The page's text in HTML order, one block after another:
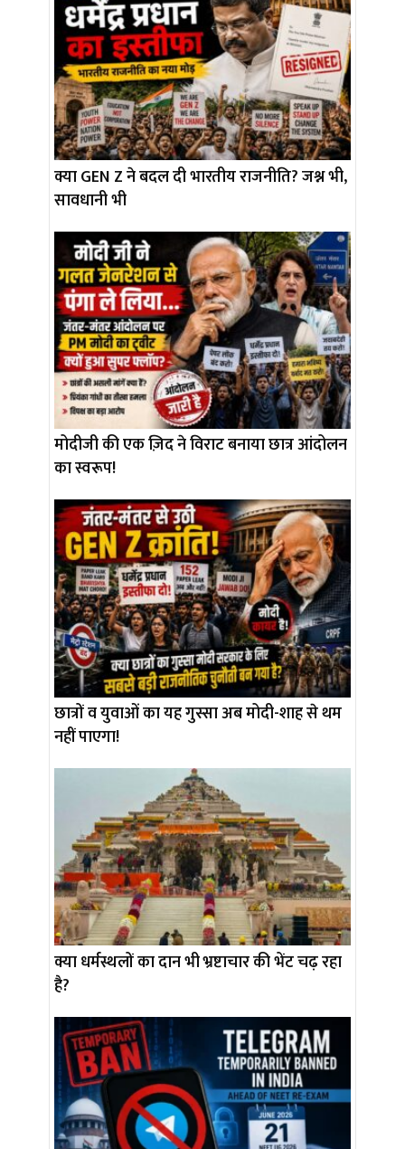
क्या GEN Z ने बदल दी भारतीय राजनीति? जश्न भी,
सावधानी भी
मोदीजी की एक ज़िद ने विराट बनाया छात्र आंदोलन
का स्वरूप!
छात्रों व युवाओं का यह गुस्सा अब मोदी-शाह से थम
नहीं पाएगा!
क्या धर्मस्थलों का दान भी भ्रष्टाचार की भेंट चढ़ रहा
है?